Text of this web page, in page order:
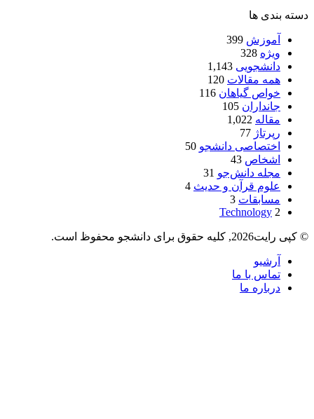
دسته بندی ها
آموزش 399
ویژه 328
دانشجویی 1,143
همه مقالات 120
خواص گیاهان 116
جانداران 105
مقاله 1,022
رپرتاژ 77
اختصاصی دانشجو 50
اشخاص 43
مجله دانش‌جو 31
علوم قرآن و حدیث 4
مسابقات 3
Technology 2
© کپی رایت2026, کلیه حقوق برای دانشجو محفوظ است.
آرشیو
تماس با ما
درباره ما